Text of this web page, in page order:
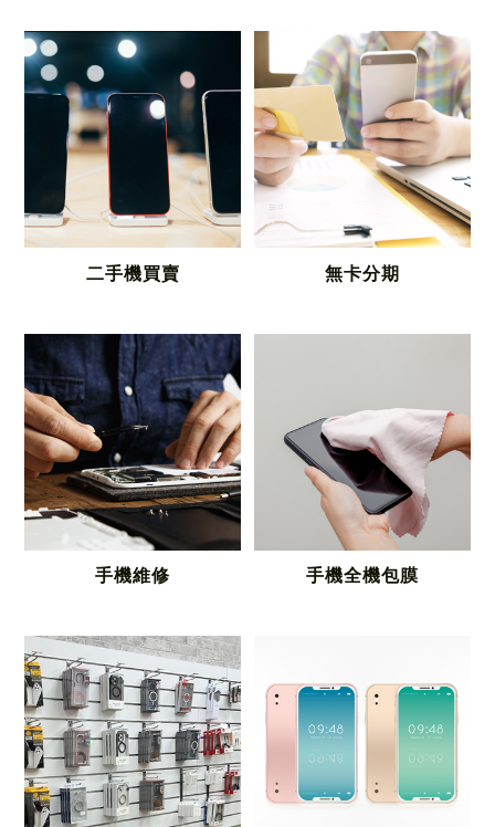
二手機買賣 無卡分期
手機維修 手機全機包膜